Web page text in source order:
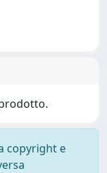
copyright e